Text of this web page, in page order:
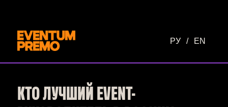
РУ / EN
КТО ЛУЧШИЙ EVENT-